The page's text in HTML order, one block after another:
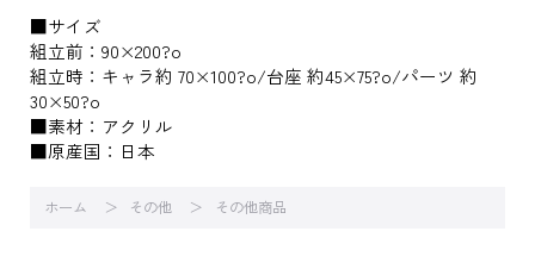
■サイズ
組立前：90×200?o
組立時：キャラ約 70×100?o/台座 約45×75?o/パーツ 約
30×50?o
■素材：アクリル
■原産国：日本
ホーム その他 その他商品